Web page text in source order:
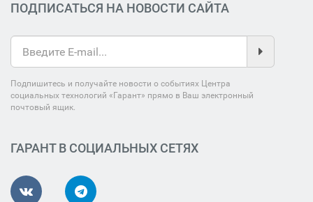
ПОДПИСАТЬСЯ НА НОВОСТИ САЙТА
Подпишитесь и получайте новости о событиях Центра
социальных технологий «Гарант» прямо в Ваш электронный
почтовый ящик.
ГАРАНТ В СОЦИАЛЬНЫХ СЕТЯХ